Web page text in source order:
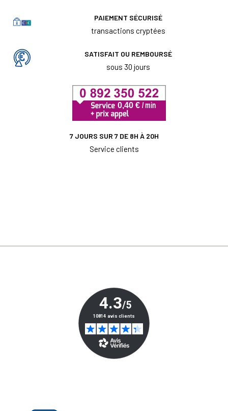
PAIEMENT SÉCURISÉ
transactions cryptées
SATISFAIT OU REMBOURSÉ
sous 30 jours
7 JOURS SUR 7 DE 8H À 20H
Service clients